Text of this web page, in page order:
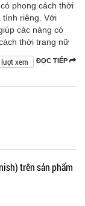
phong cách thời
tính riêng. Với
các nàng có
thời trang nữ
ĐỌC TIẾP
lượt xem
trên sản phẩm